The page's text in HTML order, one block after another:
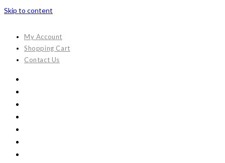
Skip to content
My Account
Shopping Cart
Contact Us